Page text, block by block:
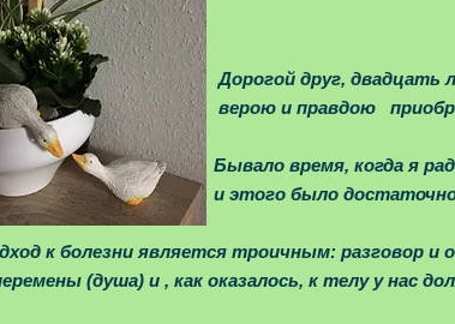
друг, двадцать лет я упрямо
правдою приобретая
когда я радостно
достаточно для того,
к болезни является троичным: разговор
(душа) и , как оказалось, к телу у нас